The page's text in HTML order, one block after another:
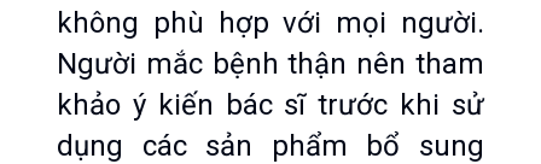
không phù hợp với mọi người.
Người mắc bệnh thận nên tham
khảo ý kiến bác sĩ trước khi sử
dụng các sản phẩm bổ sung